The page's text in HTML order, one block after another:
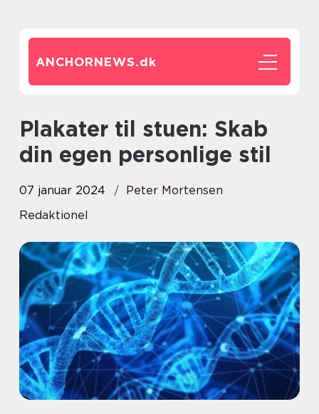
ANCHORNEWS.dk
Plakater til stuen: Skab
din egen personlige stil
07 januar 2024
Peter Mortensen
Redaktionel